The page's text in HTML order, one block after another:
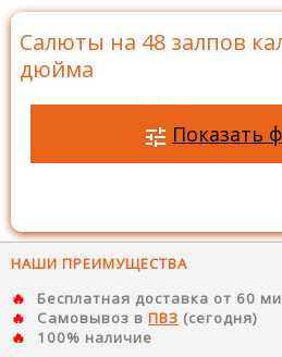
Салюты на 48 залпов
дюйма
Показать
НАШИ ПРЕИМУЩЕСТВА
Бесплатная доставка от 60
Самовывоз в ПВЗ (сегодня)
100% наличие